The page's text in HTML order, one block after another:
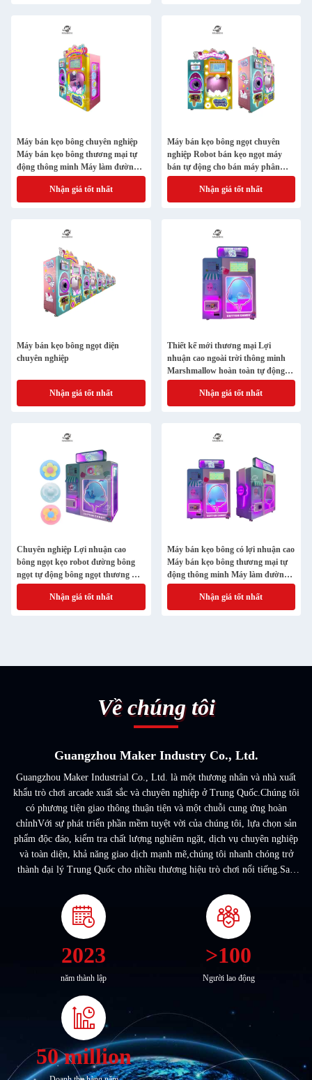
Máy bán kẹo bông chuyên nghiệp
Máy bán kẹo bông thương mại tự
động thông minh Máy làm đường
đầy màu sắc
Nhận giá tốt nhất
Máy bán kẹo bông ngọt chuyên
nghiệp Robot bán kẹo ngọt máy
bán tự động cho bán máy phân
phối thương mại
Nhận giá tốt nhất
Máy bán kẹo bông ngọt điện
chuyên nghiệp
Nhận giá tốt nhất
Thiết kế mới thương mại Lợi
nhuận cao ngoài trời thông minh
Marshmallow hoàn toàn tự động
Cotton Candy Maker Máy tự động
Nhận giá tốt nhất
Chuyên nghiệp Lợi nhuận cao
bông ngọt kẹo robot đường bông
ngọt tự động bông ngọt thương mại
máy bán hàng
Nhận giá tốt nhất
Máy bán kẹo bông có lợi nhuận cao
Máy bán kẹo bông thương mại tự
động thông minh Máy làm đường
đầy màu sắc
Nhận giá tốt nhất
Về chúng tôi
Guangzhou Maker Industry Co., Ltd.
Guangzhou Maker Industrial Co., Ltd. là một thương nhân và nhà xuất
khẩu trò chơi arcade xuất sắc và chuyên nghiệp ở Trung Quốc.Chúng tôi
có phương tiện giao thông thuận tiện và một chuỗi cung ứng hoàn
chỉnhVới sự phát triển phần mềm tuyệt vời của chúng tôi, lựa chọn sản
phẩm độc đáo, kiểm tra chất lượng nghiêm ngặt, dịch vụ chuyên nghiệp
và toàn diện, khả năng giao dịch mạnh mẽ,chúng tôi nhanh chóng trở
thành đại lý Trung Quốc cho nhiều thương hiệu trò chơi nổi tiếng.Sau
2023
năm thành lập
>100
Người lao động
50 million